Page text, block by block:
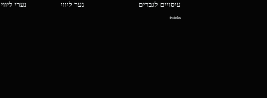
עיסויים לגברים נער ליווי נערי ליווי
twinks